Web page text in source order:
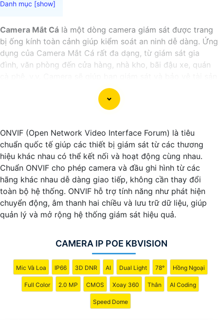
Camera Mắt Cá là một dòng camera giám sát được trang
bị ống kính toàn cảnh giúp kiểm soát an ninh dễ dàng. Ứng
dụng của Camera Mắt Cá rất đa dạng, từ giám sát gia
đình, văn phòng đến cửa hàng, nhà kho, bãi đậu xe, quán
một cách hiệu quả và tiện lợi.
'
ONVIF (Open Network Video Interface Forum) là tiêu
chuẩn quốc tế giúp các thiết bị giám sát từ các thương
hiệu khác nhau có thể kết nối và hoạt động cùng nhau.
Chuẩn ONVIF cho phép camera và đầu ghi hình từ các
hãng khác nhau dễ dàng giao tiếp, không cần thay đổi
toàn bộ hệ thống. ONVIF hỗ trợ tính năng như phát hiện
chuyển động, âm thanh hai chiều và lưu trữ dữ liệu, giúp
quản lý và mở rộng hệ thống giám sát hiệu quả.
CAMERA IP POE KBVISION
Mic Và Loa IP66 3D DNR AI Dual Light 78° Hồng Ngoại
Full Color 2.0 MP CMOS Xoay 360 Thân AI Coding
Speed Dome